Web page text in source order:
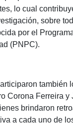
lo cual
sobre
por el
(PNPC).
también
Corona Ferreira y
brindaron
a cada uno de